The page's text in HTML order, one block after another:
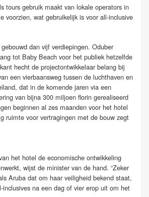
tours gebruik maakt van lokale operators in
voorzien, wat gebruikelijk is voor all-inclusive
dan vijf verdiepingen. Oduber
tot Baby Beach voor het publiek hetzelfde
hecht de projectontwikkelaar belang bij
een vierbaansweg tussen de luchthaven en
dat in de komende jaren via een
van bijna 300 miljoen florin gerealiseerd
beginnen al zes maanden voor het hotel
ruimte voor vertragingen met de bouw zegt
het hotel de economische ontwikkeling
wijst de minister van de hand. “Zeker
Aruba dat om haar veiligheid bekend staat,
inclusives na een dag of vier erop uit om het